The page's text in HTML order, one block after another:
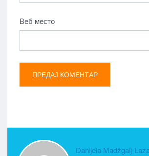
Веб место
Danijela Madžgalj-